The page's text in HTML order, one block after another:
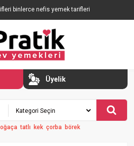
binlerce nefis yemek tarifleri
Üyelik
tatlı kek çorba börek